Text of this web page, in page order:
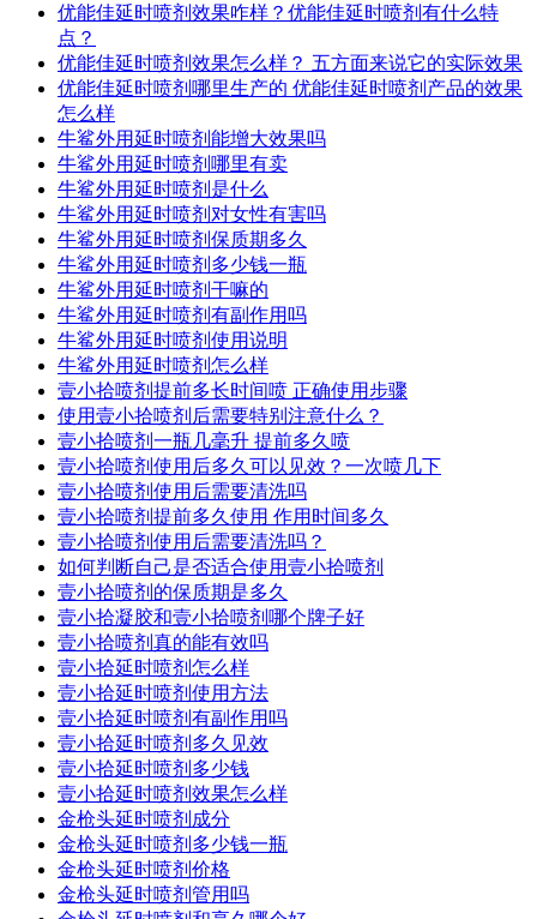
优能佳延时喷剂效果咋样？优能佳延时喷剂有什么特
点？
优能佳延时喷剂效果怎么样？ 五方面来说它的实际效果
优能佳延时喷剂哪里生产的 优能佳延时喷剂产品的效果
怎么样
牛鲨外用延时喷剂能增大效果吗
牛鲨外用延时喷剂哪里有卖
牛鲨外用延时喷剂是什么
牛鲨外用延时喷剂对女性有害吗
牛鲨外用延时喷剂保质期多久
牛鲨外用延时喷剂多少钱一瓶
牛鲨外用延时喷剂干嘛的
牛鲨外用延时喷剂有副作用吗
牛鲨外用延时喷剂使用说明
牛鲨外用延时喷剂怎么样
壹小拾喷剂提前多长时间喷 正确使用步骤
使用壹小拾喷剂后需要特别注意什么？
壹小拾喷剂一瓶几毫升 提前多久喷
壹小拾喷剂使用后多久可以见效？一次喷几下
壹小拾喷剂使用后需要清洗吗
壹小拾喷剂提前多久使用 作用时间多久
壹小拾喷剂使用后需要清洗吗？
如何判断自己是否适合使用壹小拾喷剂
壹小拾喷剂的保质期是多久
壹小拾凝胶和壹小拾喷剂哪个牌子好
壹小拾喷剂真的能有效吗
壹小拾延时喷剂怎么样
壹小拾延时喷剂使用方法
壹小拾延时喷剂有副作用吗
壹小拾延时喷剂多久见效
壹小拾延时喷剂多少钱
壹小拾延时喷剂效果怎么样
金枪头延时喷剂成分
金枪头延时喷剂多少钱一瓶
金枪头延时喷剂价格
金枪头延时喷剂管用吗